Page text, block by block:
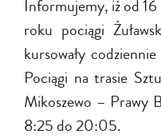
Informujemy, iż od
roku pociągi
kursowały
Pociągi na trasie
Mikoszewo – Prawy
8:25 do 20:05.